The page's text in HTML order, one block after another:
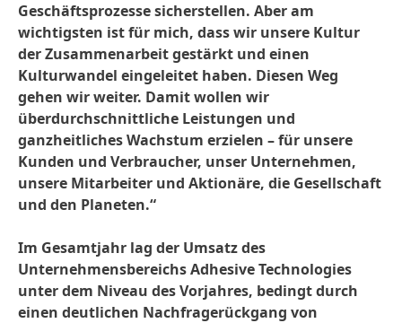
Geschäftsprozesse sicherstellen. Aber am
wichtigsten ist für mich, dass wir unsere Kultur
der Zusammenarbeit gestärkt und einen
Kulturwandel eingeleitet haben. Diesen Weg
gehen wir weiter. Damit wollen wir
überdurchschnittliche Leistungen und
ganzheitliches Wachstum erzielen – für unsere
Kunden und Verbraucher, unser Unternehmen,
unsere Mitarbeiter und Aktionäre, die Gesellschaft
und den Planeten.“
Im Gesamtjahr lag der Umsatz des
Unternehmensbereichs Adhesive Technologies
unter dem Niveau des Vorjahres, bedingt durch
einen deutlichen Nachfragerückgang von